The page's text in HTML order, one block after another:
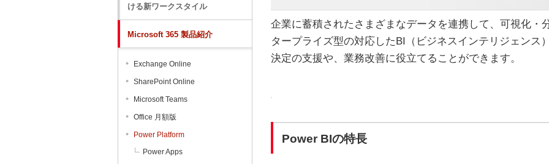
企業に蓄積されたさまざまなデータを連携して、可視化・
タープライズ型の対応したBI（ビジネスインテリジェンス
決定の支援や、業務改善に役立てることができます。
Power BIの特長
ける新ワークスタイル
Microsoft 365 製品紹介
Exchange Online
SharePoint Online
Microsoft Teams
Office 月額版
Power Platform
Power Apps